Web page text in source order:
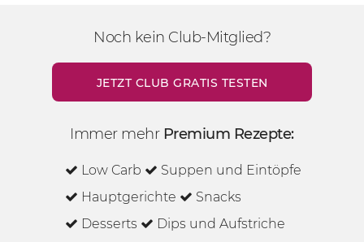
Noch kein Club-Mitglied?
JETZT CLUB GRATIS TESTEN
Immer mehr Premium Rezepte:
Low Carb
Suppen und Eintöpfe
Hauptgerichte
Snacks
Desserts
Dips und Aufstriche